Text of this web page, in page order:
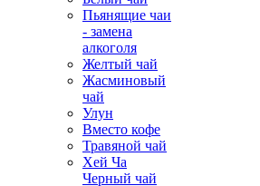
Пьянящие чаи
- замена
алкоголя
Желтый чай
Жасминовый
чай
Улун
Вместо кофе
Травяной чай
Хей Ча
Черный чай